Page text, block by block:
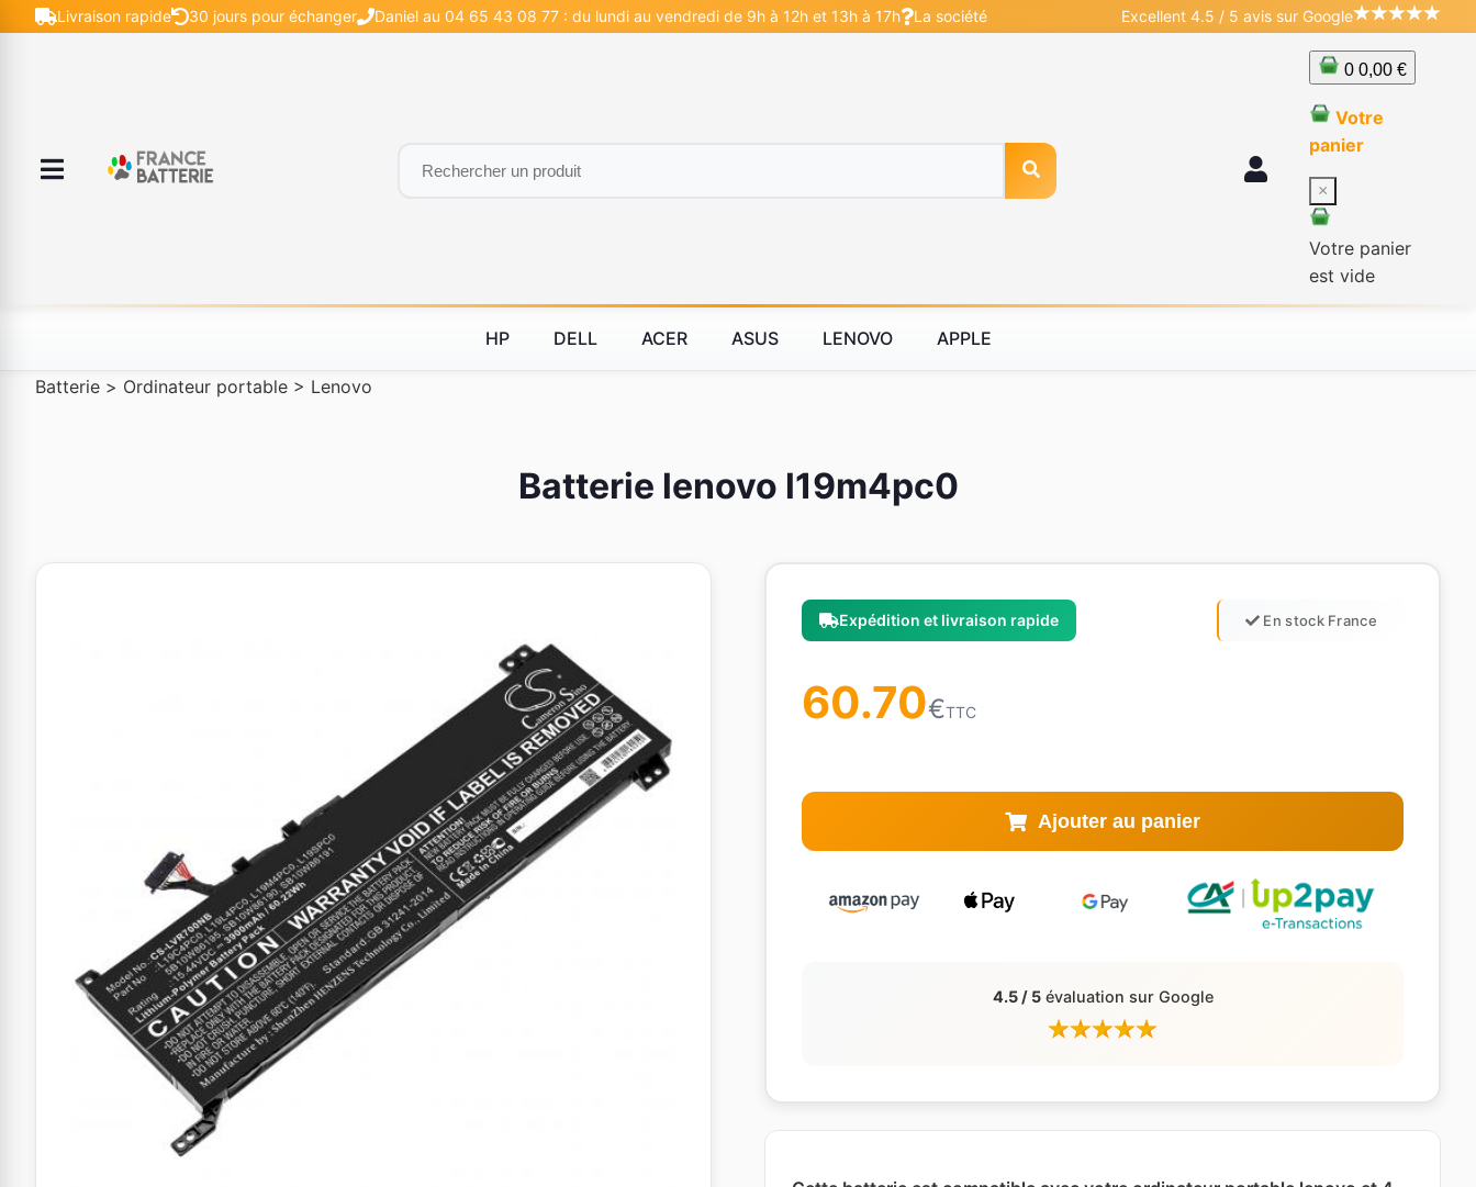
Livraison rapide 30 jours pour échanger Daniel au 04 65 43 08 77 : du lundi au vendredi de 9h à 12h et 13h à 17h La société Excellent 4.5 / 5 avis sur Google
0 0,00 €
Votre
panier
×
Votre panier
est vide
HP DELL ACER ASUS LENOVO APPLE
Batterie > Ordinateur portable > Lenovo
Batterie lenovo l19m4pc0
Expédition et livraison rapide En stock France
60.70€TTC
Ajouter au panier
4.5 / 5évaluation sur Google